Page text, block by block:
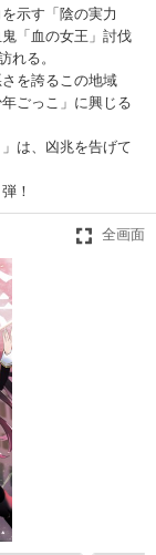
示す「陰の実力
「血の女王」討伐
る。
を誇るこの地域
ごっこ」に興じる
は、凶兆を告げて
！
全画面